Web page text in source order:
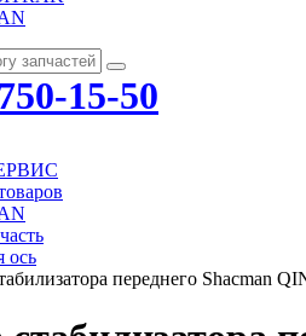
15-50
ось
переднего Shacman